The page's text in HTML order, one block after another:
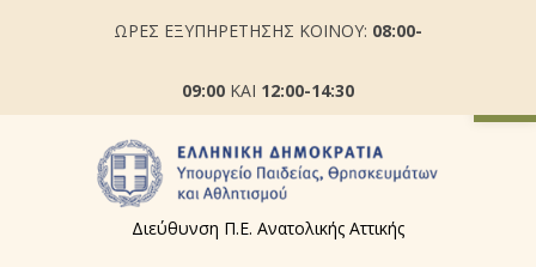
ΩΡΕΣ ΕΞΥΠΗΡΕΤΗΣΗΣ ΚΟΙΝΟΥ: 08:00-
09:00 ΚΑΙ 12:00-14:30
Διεύθυνση Π.Ε. Ανατολικής Αττικής